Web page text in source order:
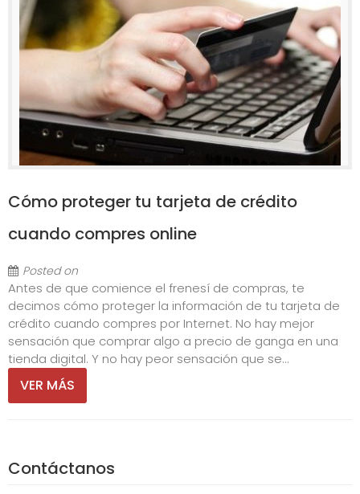
Cómo proteger tu tarjeta de crédito
cuando compres online
Posted on
Antes de que comience el frenesí de compras, te
decimos cómo proteger la información de tu tarjeta de
crédito cuando compres por Internet. No hay mejor
sensación que comprar algo a precio de ganga en una
tienda digital. Y no hay peor sensación que se...
VER MÁS
Contáctanos